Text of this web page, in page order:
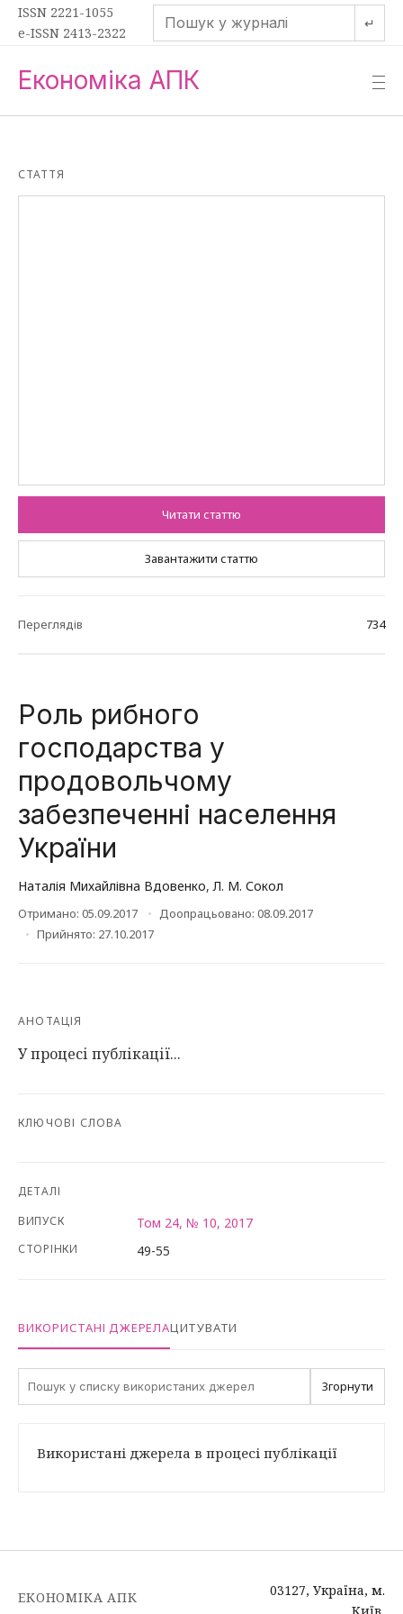
ISSN 2221-1055
e-ISSN 2413-2322
↵
Економіка АПК —
—
—
СТАТТЯ
Читати статтю
Завантажити статтю
Переглядів 734
Роль рибного
господарства у
продовольчому
забезпеченні населення
України
Наталія Михайлівна Вдовенко,Л. М. Сокол
Отримано: 05.09.2017
Доопрацьовано: 08.09.2017
Прийнято: 27.10.2017
АНОТАЦІЯ
У процесі публікації...
КЛЮЧОВІ СЛОВА
ДЕТАЛІ
ВИПУСК
Том 24, № 10, 2017
СТОРІНКИ 49-55
ВИКОРИСТАНІ ДЖЕРЕЛАЦИТУВАТИ
Згорнути
Використані джерела в процесі публікації
ЕКОНОМІКА АПК
03127, Україна, м.